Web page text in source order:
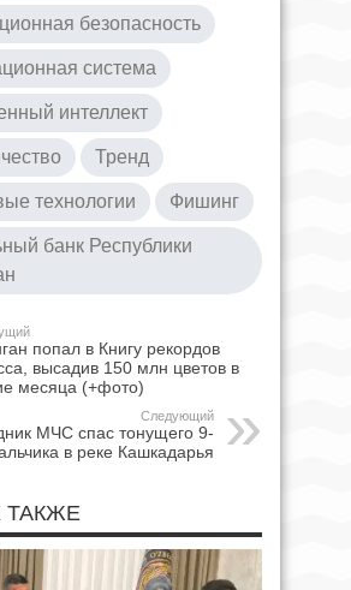
безопасность
система
интеллект
Тренд
технологии Фишинг
банк Республики
попал в Книгу рекордов
высадив 150 млн цветов в
месяца (+фото)
Следующий
МЧС спас тонущего 9-
в реке Кашкадарья
ТАКЖЕ